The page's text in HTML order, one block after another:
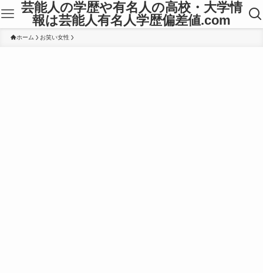
芸能人の学歴や有名人の高校・大学情
報は芸能人有名人学歴偏差値.com
ホーム お笑い女性